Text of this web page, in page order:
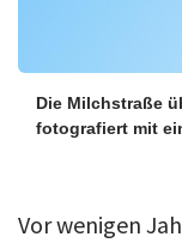
Die Milchstraße
fotografiert mit
Vor wenigen